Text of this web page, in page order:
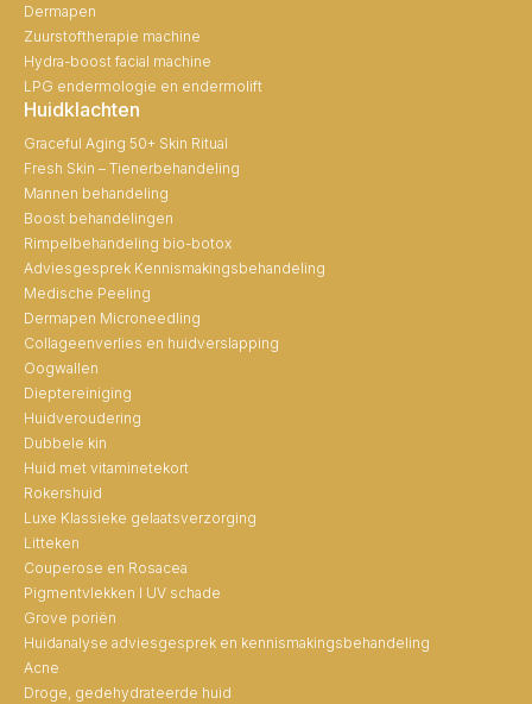
Dermapen
Zuurstoftherapie machine
Hydra-boost facial machine
LPG endermologie en endermolift
Huidklachten
Graceful Aging 50+ Skin Ritual
Fresh Skin – Tienerbehandeling
Mannen behandeling
Boost behandelingen
Rimpelbehandeling bio-botox
Adviesgesprek Kennismakingsbehandeling
Medische Peeling
Dermapen Microneedling
Collageenverlies en huidverslapping
Oogwallen
Dieptereiniging
Huidveroudering
Dubbele kin
Huid met vitaminetekort
Rokershuid
Luxe Klassieke gelaatsverzorging
Litteken
Couperose en Rosacea
Pigmentvlekken I UV schade
Grove poriën
Huidanalyse adviesgesprek en kennismakingsbehandeling
Acne
Droge, gedehydrateerde huid